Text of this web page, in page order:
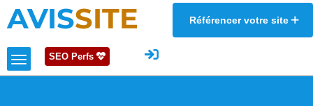
AVISSITE Référencer votre site
SEO Perfs